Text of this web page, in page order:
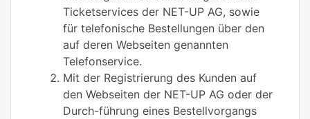
Ticketservices der NET-UP AG, sowie
für telefonische Bestellungen über den
auf deren Webseiten genannten
Telefonservice.
Mit der Registrierung des Kunden auf
den Webseiten der NET-UP AG oder der
Durch-führung eines Bestellvorgangs